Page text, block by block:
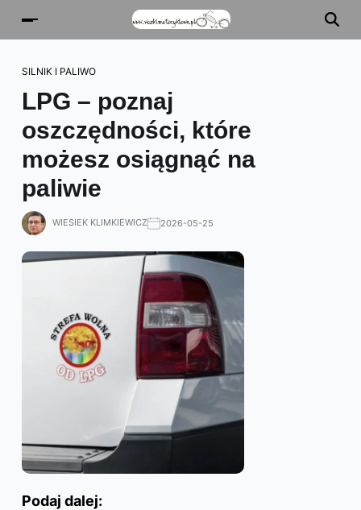
SILNIK I PALIWO
LPG – poznaj
oszczędności, które
możesz osiągnąć na
paliwie
WIESIEK KLIMKIEWICZ 2026-05-25
Podaj dalej: